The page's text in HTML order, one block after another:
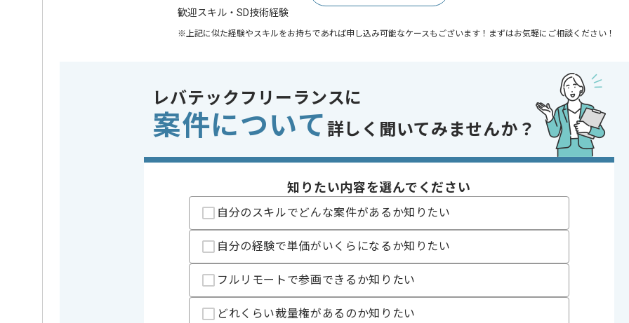
歓迎スキル ・SD技術経験
※上記に似た経験やスキルをお持ちであれば申し込み可能なケースもございます！まずはお気軽にご相談ください！
精算基準時間
支払いサイト
取引実績のある企業の案件です。
長期案件ですので腰を据えて作業されたい方におすすめです。
ぜひ一度、ご商談で雰囲気を掴んでいただき、参画のご判断いただけますと幸いです。
レバテックフリーランスに
案件について 詳しく聞いてみませんか？
知りたい内容を選んでください
自分のスキルでどんな案件があるか知りたい
自分の経験で単価がいくらになるか知りたい
フルリモートで参画できるか知りたい
どれくらい裁量権があるのか知りたい